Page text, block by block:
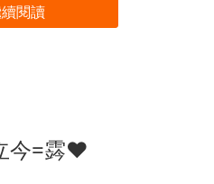
閱讀
今=霠❤